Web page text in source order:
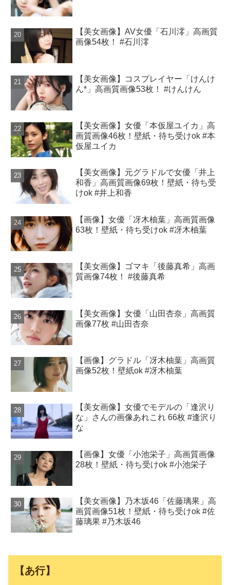
【美女画像】AV女優「石川澪」高画質
画像54枚！ #石川澪
【美女画像】コスプレイヤー「けんけ
ん*」高画質画像53枚！ #けんけん
【美女画像】女優「本仮屋ユイカ」高
画質画像46枚！壁紙・待ち受けok #本
仮屋ユイカ
【美女画像】元グラドルで女優「井上
和香」高画質画像69枚！壁紙・待ち受
けok #井上和香
【画像】女優「冴木柚葉」高画質画像
63枚！壁紙・待ち受けok #冴木柚葉
【美女画像】ゴマキ「後藤真希」高画
質画像74枚！ #後藤真希
【美女画像】女優「山田杏奈」高画質
画像77枚 #山田杏奈
【画像】グラドル「冴木柚葉」高画質
画像52枚！壁紙ok #冴木柚葉
【美女画像】女優でモデルの「逢沢り
な」さんの画像あれこれ 66枚 #逢沢り
な
【画像】女優「小池栄子」高画質画像
28枚！壁紙・待ち受けok #小池栄子
【美女画像】乃木坂46「佐藤璃果」高
画質画像51枚！壁紙・待ち受けok #佐
藤璃果 #乃木坂46
【あ行】